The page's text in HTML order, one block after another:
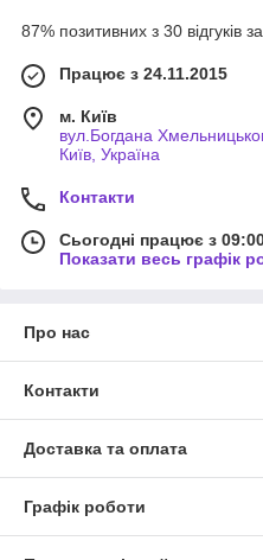
87% позитивних з 30 відгуків за
Працює з 24.11.2015
м. Київ
вул.Богдана
Київ, Україна
Контакти
Сьогодні працює з
Показати весь графік
Про нас
Контакти
Доставка та оплата
Графік роботи